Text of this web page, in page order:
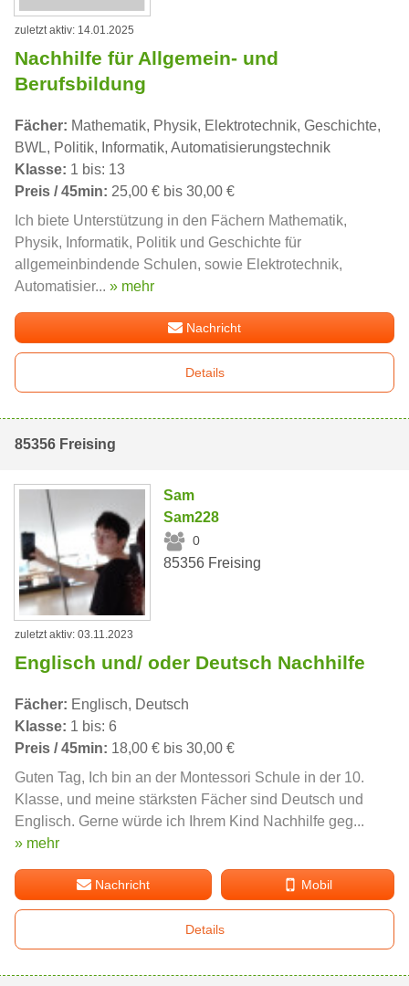
zuletzt aktiv: 14.01.2025
Nachhilfe für Allgemein- und
Berufsbildung
Fächer: Mathematik, Physik, Elektrotechnik, Geschichte,
BWL, Politik, Informatik, Automatisierungstechnik
Klasse: 1 bis: 13
Preis / 45min: 25,00 € bis 30,00 €
Ich biete Unterstützung in den Fächern Mathematik,
Physik, Informatik, Politik und Geschichte für
allgemeinbindende Schulen, sowie Elektrotechnik,
Automatisier... » mehr
Nachricht
Details
85356 Freising
Sam
Sam228
0
85356 Freising
zuletzt aktiv: 03.11.2023
Englisch und/ oder Deutsch Nachhilfe
Fächer: Englisch, Deutsch
Klasse: 1 bis: 6
Preis / 45min: 18,00 € bis 30,00 €
Guten Tag, Ich bin an der Montessori Schule in der 10.
Klasse, und meine stärksten Fächer sind Deutsch und
Englisch. Gerne würde ich Ihrem Kind Nachhilfe geg...
» mehr
Nachricht Mobil
Details